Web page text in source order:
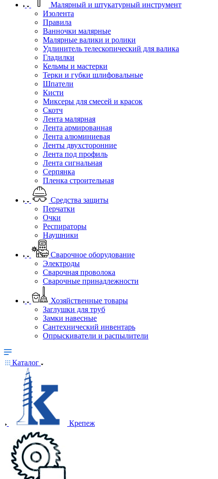
Малярный и штукатурный инструмент
Изолента
Правила
Ванночки малярные
Малярные валики и ролики
Удлинитель телескопический для валика
Гладилки
Кельмы и мастерки
Терки и губки шлифовальные
Шпатели
Кисти
Миксеры для смесей и красок
Скотч
Лента малярная
Лента армированная
Лента алюминиевая
Ленты двухсторонние
Лента под профиль
Лента сигнальная
Серпянка
Пленка строительная
Средства защиты
Перчатки
Очки
Респираторы
Наушники
Сварочное оборудование
Электроды
Сварочная проволока
Сварочные принадлежности
Хозяйственные товары
Заглушки для труб
Замки навесные
Сантехнический инвентарь
Опрыскиватели и распылители
Каталог
Крепеж